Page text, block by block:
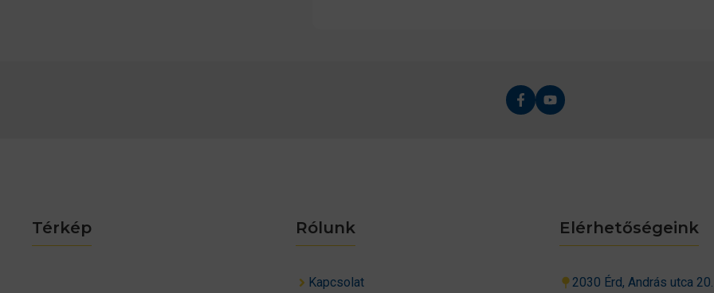
Térkép Rólunk
Kapcsolat
Elérhetőségeink
2030 Érd, András utca 20.